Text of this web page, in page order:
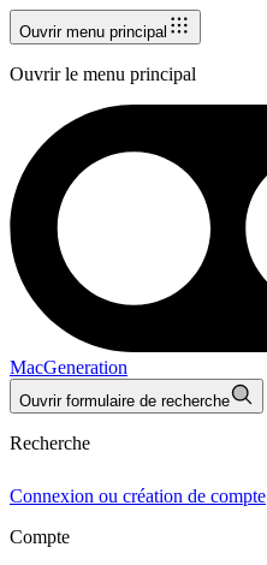
Ouvrir menu principal
Ouvrir le menu principal
MacGeneration
Ouvrir formulaire de recherche
Recherche
Connexion ou création de compte
Compte